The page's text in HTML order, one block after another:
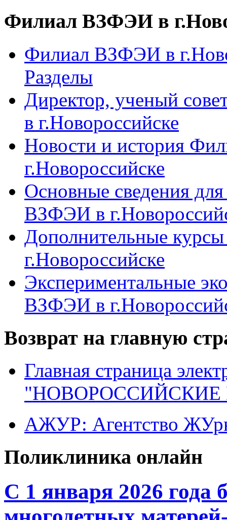
Филиал ВЗФЭИ в
Филиал ВЗФЭИ в
Разделы
Директор, ученый
в г.Новороссийске
Новости и история
г.Новороссийске
Основные сведения
ВЗФЭИ в
Дополнительные
г.Новороссийске
Экспериментальные
ВЗФЭИ в
Возврат на главную
Главная страница
"НОВОРОССИЙСКИЕ
АЖУР: Агентство
Поликлиника онлайн
С 1 января 2026 года